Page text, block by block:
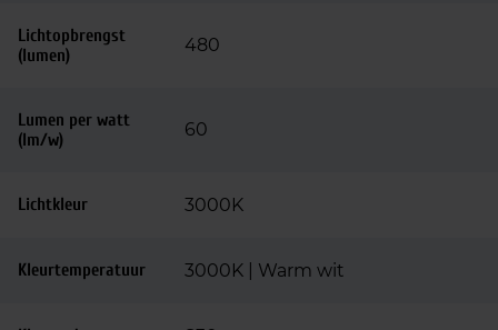
Lichtopbrengst
(lumen)
480
Lumen per watt
(lm/w)
60
Lichtkleur 3000K
Kleurtemperatuur 3000K | Warm wit